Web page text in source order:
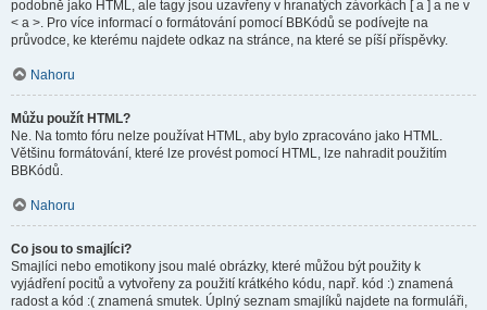
podobně jako HTML, ale tagy jsou uzavřeny v hranatých závorkách [ a ] a ne v
< a >. Pro více informací o formátování pomocí BBKódů se podívejte na
průvodce, ke kterému najdete odkaz na stránce, na které se píší příspěvky.
Nahoru
Můžu použít HTML?
Ne. Na tomto fóru nelze používat HTML, aby bylo zpracováno jako HTML.
Většinu formátování, které lze provést pomocí HTML, lze nahradit použitím
BBKódů.
Nahoru
Co jsou to smajlíci?
Smajlíci nebo emotikony jsou malé obrázky, které můžou být použity k
vyjádření pocitů a vytvořeny za použití krátkého kódu, např. kód :) znamená
radost a kód :( znamená smutek. Úplný seznam smajlíků najdete na formuláři,